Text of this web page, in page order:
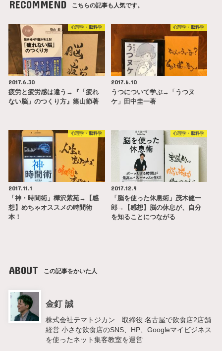
RECOMMEND こちらの記事も人気です。
心理学・脳科学
2017.6.30
疲労と疲労感は違う→『「疲れ
ない脳」のつくり方』築山節著
心理学・脳科学
2017.6.10
うつについて学ぶ→「うつヌ
ケ」田中圭一著
心理学・脳科学
2017.11.1
「神・時間術」樺沢紫苑→【感
想】めちゃオススメの時間術
本！
心理学・脳科学
2017.12.9
「脳を使った休息術」茂木健一
郎→【感想】脳の休息が、自分
を知ることにつながる
ABOUT この記事をかいた人
金釘 誠
株式会社テマトジカン 取締役 名古屋で飲食店2店舗
経営 小さな飲食店のSNS、HP、Googleマイビジネス
を使ったネット集客教室を運営